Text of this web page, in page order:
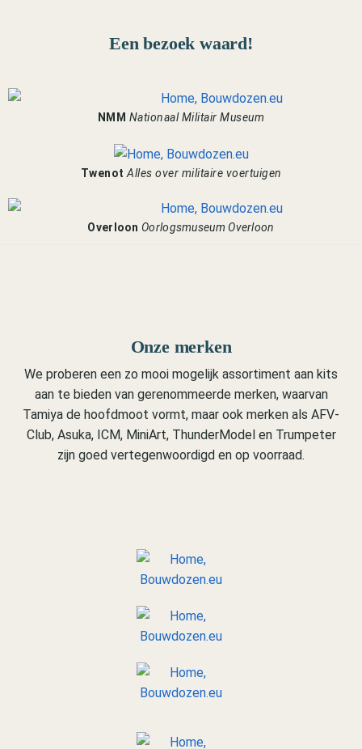
Een bezoek waard!
NMM Nationaal Militair Museum
Twenot Alles over militaire voertuigen
Overloon Oorlogsmuseum Overloon
Onze merken
We proberen een zo mooi mogelijk assortiment aan kits
aan te bieden van gerenommeerde merken, waarvan
Tamiya de hoofdmoot vormt, maar ook merken als AFV-
Club, Asuka, ICM, MiniArt, ThunderModel en Trumpeter
zijn goed vertegenwoordigd en op voorraad.